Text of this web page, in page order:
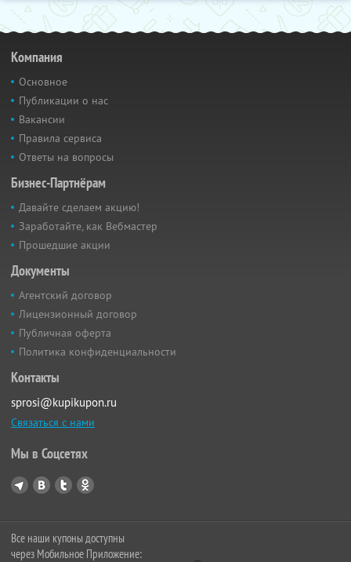
Компания
Основное
Публикации о нас
Вакансии
Правила сервиса
Ответы на вопросы
Бизнес-Партнёрам
Давайте сделаем акцию!
Заработайте, как Вебмастер
Прошедшие акции
Документы
Агентский договор
Лицензионный договор
Публичная оферта
Политика конфиденциальности
Контакты
sprosi@kupikupon.ru
Связаться с нами
Мы в Соцсетях
Все наши купоны доступны
через Мобильное Приложение: